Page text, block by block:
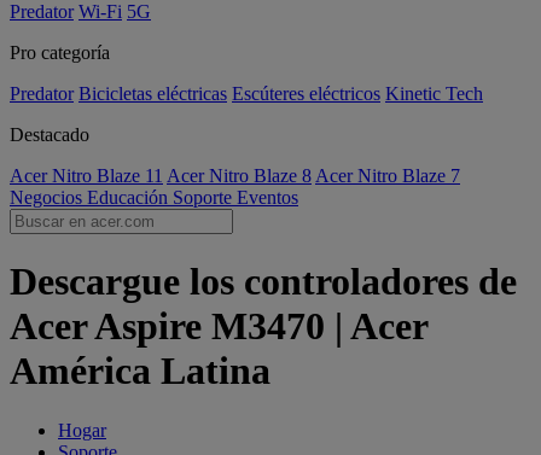
Predator Wi-Fi 5G
Pro categoría
Predator Bicicletas eléctricas Escúteres eléctricos Kinetic Tech
Destacado
Acer Nitro Blaze 11 Acer Nitro Blaze 8 Acer Nitro Blaze 7
Negocios Educación Soporte Eventos
Descargue los controladores de
Acer Aspire M3470 | Acer
América Latina
Hogar